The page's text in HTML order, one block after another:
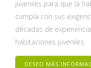
juveniles para que la
cumpla con sus
décadas de
habitaciones juveniles.
DESEO MÁS